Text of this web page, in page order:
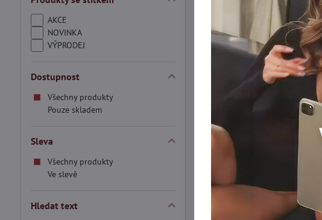
AKCE
NOVINKA
VÝPRODEJ
Dostupnost
Všechny produkty
Pouze skladem
Sleva
Všechny produkty
Ve slevě
Hledat text